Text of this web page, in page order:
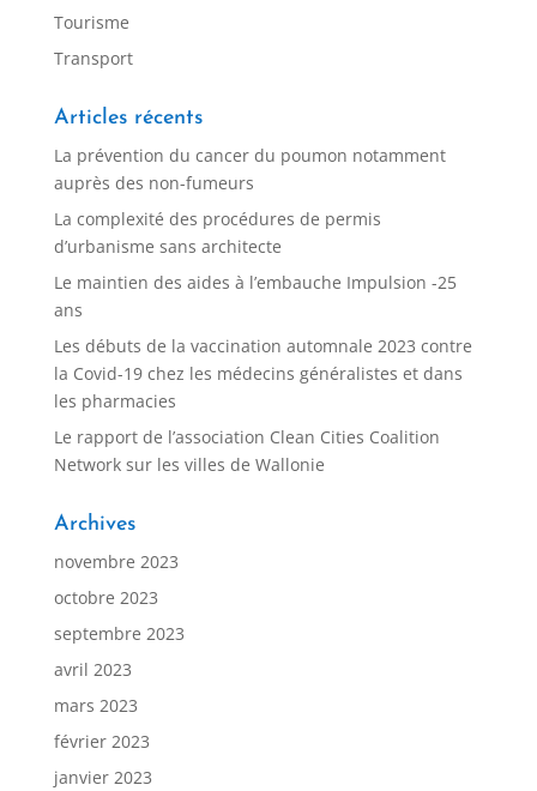
Tourisme
Transport
Articles récents
La prévention du cancer du poumon notamment
auprès des non-fumeurs
La complexité des procédures de permis
d’urbanisme sans architecte
Le maintien des aides à l’embauche Impulsion -25
ans
Les débuts de la vaccination automnale 2023 contre
la Covid-19 chez les médecins généralistes et dans
les pharmacies
Le rapport de l’association Clean Cities Coalition
Network sur les villes de Wallonie
Archives
novembre 2023
octobre 2023
septembre 2023
avril 2023
mars 2023
février 2023
janvier 2023